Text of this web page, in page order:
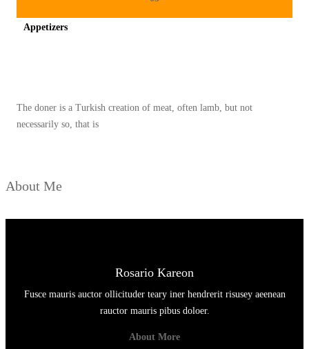
Appetizers
The doner is a Turkish creation of meat, often lamb, but not
necessarily so, that is
About Me
Rosario Kareon
Fusce mauris auctor ollicituder teary iner hendrerit risusey aeenean
rauctor mauris pibus doloer.
About More